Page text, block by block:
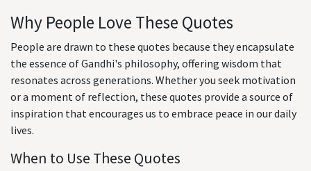
Why People Love These Quotes
People are drawn to these quotes because they encapsulate
the essence of Gandhi's philosophy, offering wisdom that
resonates across generations. Whether you seek motivation
or a moment of reflection, these quotes provide a source of
inspiration that encourages us to embrace peace in our daily
lives.
When to Use These Quotes